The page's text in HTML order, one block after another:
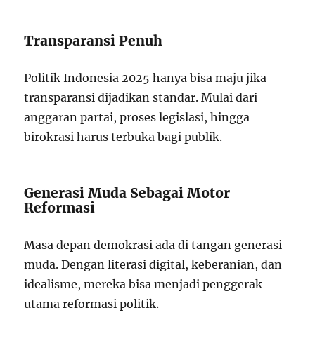
Transparansi Penuh
Politik Indonesia 2025 hanya bisa maju jika
transparansi dijadikan standar. Mulai dari
anggaran partai, proses legislasi, hingga
birokrasi harus terbuka bagi publik.
Generasi Muda Sebagai Motor
Reformasi
Masa depan demokrasi ada di tangan generasi
muda. Dengan literasi digital, keberanian, dan
idealisme, mereka bisa menjadi penggerak
utama reformasi politik.